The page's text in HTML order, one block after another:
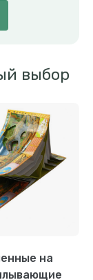
выбор
на